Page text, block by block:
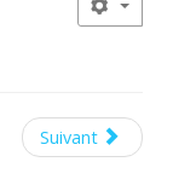
Suivant